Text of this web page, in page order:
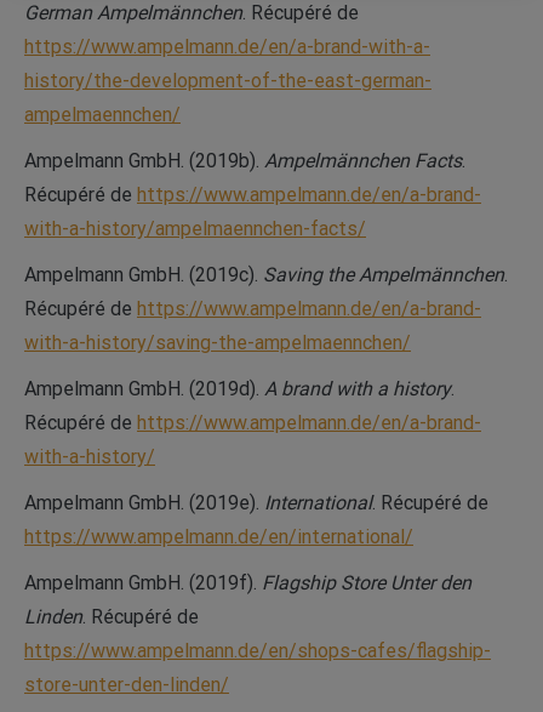
German Ampelmännchen. Récupéré de
https://www.ampelmann.de/en/a-brand-with-a-
history/the-development-of-the-east-german-
ampelmaennchen/
Ampelmann GmbH. (2019b). Ampelmännchen Facts.
Récupéré de https://www.ampelmann.de/en/a-brand-
with-a-history/ampelmaennchen-facts/
Ampelmann GmbH. (2019c). Saving the Ampelmännchen.
Récupéré de https://www.ampelmann.de/en/a-brand-
with-a-history/saving-the-ampelmaennchen/
Ampelmann GmbH. (2019d). A brand with a history.
Récupéré de https://www.ampelmann.de/en/a-brand-
with-a-history/
Ampelmann GmbH. (2019e). International. Récupéré de
https://www.ampelmann.de/en/international/
Ampelmann GmbH. (2019f). Flagship Store Unter den
Linden. Récupéré de
https://www.ampelmann.de/en/shops-cafes/flagship-
store-unter-den-linden/